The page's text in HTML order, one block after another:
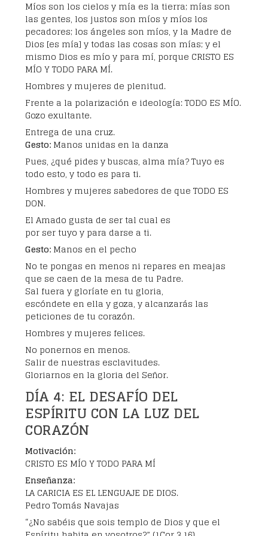
Míos son los cielos y mía es la tierra; mías son
las gentes, los justos son míos y míos los
pecadores; los ángeles son míos, y la Madre de
Dios [es mía] y todas las cosas son mías; y el
mismo Dios es mío y para mí, porque CRISTO ES
MÍO Y TODO PARA MÍ.
Hombres y mujeres de plenitud.
Frente a la polarización e ideología: TODO ES MÍO.
Gozo exultante.
Entrega de una cruz.
Gesto: Manos unidas en la danza
Pues, ¿qué pides y buscas, alma mía? Tuyo es
todo esto, y todo es para ti.
Hombres y mujeres sabedores de que TODO ES
DON.
El Amado gusta de ser tal cual es
por ser tuyo y para darse a ti.
Gesto: Manos en el pecho
No te pongas en menos ni repares en meajas
que se caen de la mesa de tu Padre.
Sal fuera y gloríate en tu gloria,
escóndete en ella y goza, y alcanzarás las
peticiones de tu corazón.
Hombres y mujeres felices.
No ponernos en menos.
Salir de nuestras esclavitudes.
Gloriarnos en la gloria del Señor.
DÍA 4: EL DESAFÍO DEL
ESPÍRITU CON LA LUZ DEL
CORAZÓN
Motivación:
CRISTO ES MÍO Y TODO PARA MÍ
Enseñanza:
LA CARICIA ES EL LENGUAJE DE DIOS.
Pedro Tomás Navajas
“¿No sabéis que sois templo de Dios y que el